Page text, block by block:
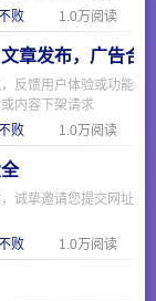
覆盖生活全场景
败 1.0万阅读
章发布，广告合
反馈用户体验或功能
内容下架请求
败 1.0万阅读
诚挚邀请您提交网址
败 1.0万阅读